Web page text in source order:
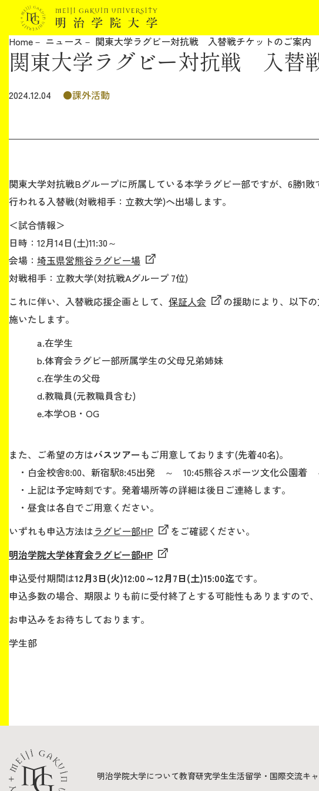
明治学院大学について
教育
留学・国際交流
キャリア
ボランティア
生涯学習・社会連携
入試情報サイト
2026年9月入学者向け 新入生サイト
MGグッズ オンラインショップ
（外部サイト）
Home ニュース 関東大学ラグビー対抗戦 入替戦チケットのご案内
関東大学ラグビー対抗戦 入替
2024.12.04 課外活動
関東大学対抗戦Bグループに所属している本学ラグビー部ですが、6勝1敗
行われる入替戦(対戦相手：立教大学)へ出場します。
＜試合情報＞
日時：12月14日(土)11:30～
会場： 埼玉県営熊谷ラグビー場
対戦相手：立教大学(対抗戦Aグループ 7位)
これに伴い、入替戦応援企画として、 保証人会
の援助により、以下
施いたします。
a.在学生
b.体育会ラグビー部所属学生の父母兄弟姉妹
c.在学生の父母
d.教職員(元教職員含む)
e.本学OB・OG
また、ご希望の方はバスツアーもご用意しております(先着40名)。
・白金校舎8:00、新宿駅8:45出発 ～ 10:45熊谷スポーツ文化公園
・上記は予定時刻です。発着場所等の詳細は後日ご連絡します。
・昼食は各自でご用意ください。
いずれも申込方法はラグビー部HP
をご確認ください。
明治学院大学体育会ラグビー部HP
申込受付期間は12月3日(火)12:00～12月7日(土)15:00迄です。
申込多数の場合、期限よりも前に受付終了とする可能性もありますので、
お申込みをお待ちしております。
学生部
明治学院大学について教育研究学生生活留学・国際交流キ